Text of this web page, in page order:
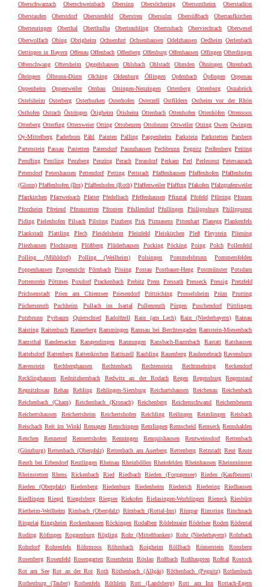
Oberschwarzach
Oberschweinbach Obersinn Obersöchering Obersontheim
Oberstadion
Oberstaufen
Oberstdorf Oberstenfeld Oberstreu Obersulm Obersüßbach
Obertaufkirchen
Oberteuringen
Oberthal Oberthulba Obertraubling Obertrubach Oberviechtach
Oberwesel
Oberwolfach Obing Obrigheim Ochsenfurt Ochsenhausen Odelzhausen Oedheim Oerlenbach
Oettingen in Bayern Offenau Offenbach Offenberg Offenburg Offenhausen Offingen Ofterdingen
Ofterschwang
Oftersheim Oggelshausen Ohlsbach Ohlstadt Ohmden Öhningen
Ohrenbach
Öhringen
Ölbronn-Dürrn Olching Oldenburg Öllingen Opfenbach Öpfingen
Oppenau
Oppenheim
Oppenweiler Ornbau Orsingen-Nenzingen Ortenberg Ortenburg
Osnabrück
Ostelsheim
Osterberg Osterburken Osterhofen Osterzell Ostfildern
Ostheim vor der Rhön
Osthofen Ostrach Östringen Ötigheim Ötisheim Ottenbach Ottenhofen Ottenhöfen Ottensoos
Otterberg Otterfing Ottersweier Otting Ottobeuren Ottobrunn Ottweiler Otzing Owen Owingen
Oy-Mittelberg Paderborn Pähl Painten Palling Pappenheim Parkstein Parkstetten Parsberg
Partenstein Passau Pastetten Patersdorf Paunzhausen Pechbrunn Pegnitz Peißenberg Peiting
Pemfling Pentling Penzberg Penzing Perach Perasdorf Perkam Perl Perlesreut Petersaurach
Petersdorf Petershausen Pettendorf Petting Pettstadt Pfaffenhausen Pfaffenhofen Pfaffenhofen
(Glonn) Pfaffenhofen (Ilm) Pfaffenhofen (Roth) Pfaffenweiler Pfaffing Pfakofen Pfalzgrafenweiler
Pfarrkirchen Pfarrweisach Pfatter Pfedelbach Pfeffenhausen Pfinztal Pfofeld Pförring Pforzen
Pforzheim
Pfreimd Pfronstetten Pfronten Pfullendorf Pfullingen Philippsburg Philippsreut
Piding Pielenhofen Pilsach Pilsting Pinzberg Pirk Pirmasens Pittenhart Planegg Plankenfels
Plankstadt
Plattling Plech Pleidelsheim Pleinfeld Pleiskirchen Pleß Pleystein
Pliening
Pliezhausen
Plochingen Plößberg Plüderhausen Pocking Pöcking Poing Polch
Pollenfeld
Polling (Mühldorf)
Polling (Weilheim) Polsingen Pommelsbrunn
Pommersfelden
Poppenhausen Poppenricht Pörnbach Pösing Postau Postbauer-Heng Postmünster Potsdam
Pottenstein Pöttmes Poxdorf Prackenbach Prebitz Prem Pressath Presseck Pressig Pretzfeld
Prichsenstadt
Prien am Chiemsee Priesendorf Prittriching Prosselsheim Prüm
Prutting
Püchersreuth
Puchheim Pullach im Isartal Pullenreuth Pürgen Puschendorf
Püttlingen
Putzbrunn
Pyrbaum Quierschied Radolfzell Rain (am Lech) Rain (Niederbayern)
Rainau
Raisting Raitenbuch Ramerberg Rammingen Ramsau bei Berchtesgaden Ramstein-Miesenbach
Ramsthal
Randersacker Rangendingen Rannungen Ransbach-Baumbach Rastatt
Ratshausen
Rattelsdorf Rattenberg Rattenkirchen Rattiszell Raubling Rauenberg Rauhenebrach Ravensburg
Ravenstein
Rechberghausen Rechtenbach Rechtenstein Rechtmehring
Reckendorf
Recklinghausen
Rednitzhembach Redwitz an der Rodach Regen Regensburg
Regenstauf
Regnitzlosau
Rehau Rehling Rehlingen-Siersburg Reichartshausen Reichenau
Reichenbach
Reichenbach (Cham)
Reichenbach (Kronach) Reichenberg Reichenschwand
Reichersbeuern
Reichertshausen
Reichertsheim Reichertshofen Reichling Reilingen Reimlingen
Reisbach
Reischach Reit im Winkl Remagen Remchingen Remlingen Remscheid Remseck Remshalden
Renchen
Rennerod Rennertshofen Renningen Renquishausen Rentweinsdorf
Rettenbach
(Günzburg) Rettenbach (Oberpfalz) Rettenbach am Auerberg Rettenberg Retzstadt Reut Reute
Reuth bei Erbendorf Reutlingen Rheinau Rheinböllen Rheinfelden Rheinhausen Rheinmünster
Rheinstetten
Rhens Rickenbach Ried Riedbach Rieden (Forggensee)
Rieden (Kaufbeuren)
Rieden (Oberpfalz)
Riedenberg Riedenburg Riedenheim Riederich Riedering
Riedhausen
Riedlingen Riegel Riegelsberg Riegsee Riekofen Rielasingen-Worblingen Rieneck Riesbürg
Rietheim-Weilheim Rimbach (Oberpfalz) Rimbach (Rottal-Inn) Rimpar Rimsting Rinchnach
Ringelai Ringsheim Rockenhausen Röckingen Rodalben Rödelmaier Rödelsee Roden Rödental
Roding Röfingen Roggenburg Rögling Rohr (Mittelfranken) Rohr (Niederbayern) Rohrbach
Rohrdorf
Rohrenfels Röhrmoos Röhrnbach Roigheim Röllbach Römerstein
Ronsberg
Rosenberg Rosenfeld Rosengarten Rosenheim Röslau Roßbach Roßhaupten Roßtal Rostock
Rot am See Rot an der Rot Roth Röthenbach (Allgäu) Röthenbach (Pegnitz) Rothenbuch
Rothenburg (Tauber)
Rothenfels Röthlein Rott (Landsberg) Rott am Inn
Rottach-Egern